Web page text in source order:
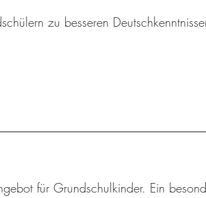
zu besseren
für Grundschulkinder. Ein